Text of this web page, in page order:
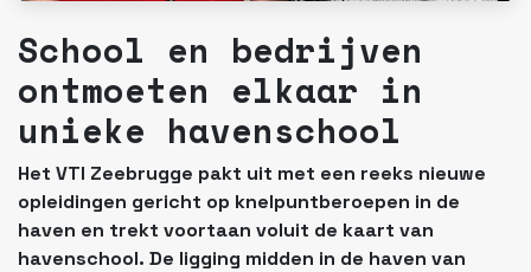
School en bedrijven
ontmoeten elkaar in
unieke havenschool
Het VTI Zeebrugge pakt uit met een reeks nieuwe
opleidingen gericht op knelpuntberoepen in de
haven en trekt voortaan voluit de kaart van
havenschool. De ligging midden in de haven van